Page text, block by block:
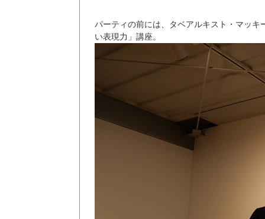
パーティの前には、タベアルキスト・マッキ
い表現力」講座。